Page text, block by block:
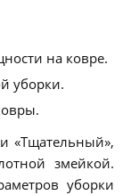
на ковре.
уборки.
«Тщательный»,
змейкой.
уборки